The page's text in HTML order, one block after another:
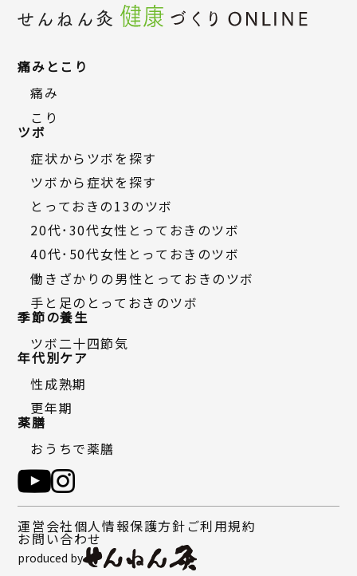
痛みとこり
痛み
こり
ツボ
症状からツボを探す
ツボから症状を探す
とっておきの13のツボ
20代・30代女性とっておきのツボ
40代・50代女性とっておきのツボ
働きざかりの男性とっておきのツボ
手と足のとっておきのツボ
季節の養生
ツボ二十四節気
年代別ケア
性成熟期
更年期
薬膳
おうちで薬膳
運営会社個人情報保護方針ご利用規約
お問い合わせ
produced by